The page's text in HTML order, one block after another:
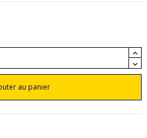
au panier